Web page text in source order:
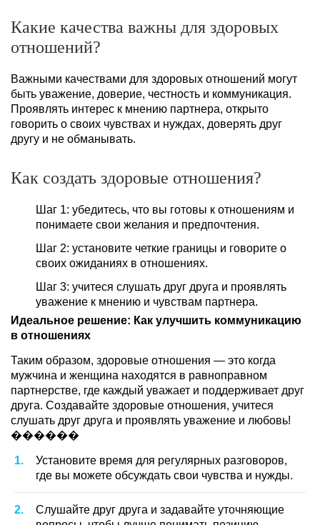
Какие качества важны для здоровых
отношений?
Важными качествами для здоровых отношений могут
быть уважение, доверие, честность и коммуникация.
Проявлять интерес к мнению партнера, открыто
говорить о своих чувствах и нуждах, доверять друг
другу и не обманывать.
Как создать здоровые отношения?
Шаг 1: убедитесь, что вы готовы к отношениям и
понимаете свои желания и предпочтения.
Шаг 2: установите четкие границы и говорите о
своих ожиданиях в отношениях.
Шаг 3: учитеся слушать друг друга и проявлять
уважение к мнению и чувствам партнера.
Идеальное решение: Как улучшить коммуникацию
в отношениях
Таким образом, здоровые отношения — это когда
мужчина и женщина находятся в равноправном
партнерстве, где каждый уважает и поддерживает друг
друга. Создавайте здоровые отношения, учитеся
слушать друг друга и проявлять уважение и любовь!
������
Установите время для регулярных разговоров,
где вы можете обсуждать свои чувства и нужды.
Слушайте друг друга и задавайте уточняющие